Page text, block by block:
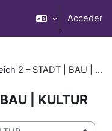
Acceder
Fachbereich 2 – STADT | BAU | KULTUR
| KULTUR